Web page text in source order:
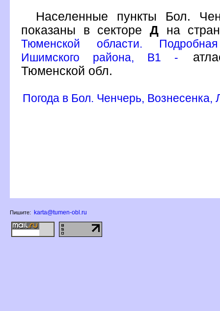
Населенные пункты Бол.
показаны в секторе Дна
Тюменской области.
Ишимского района, B1 -
Тюменской обл.
Погода в Бол. Ченчерь, Вознесенка,
Пишите: karta@tumen-obl.ru